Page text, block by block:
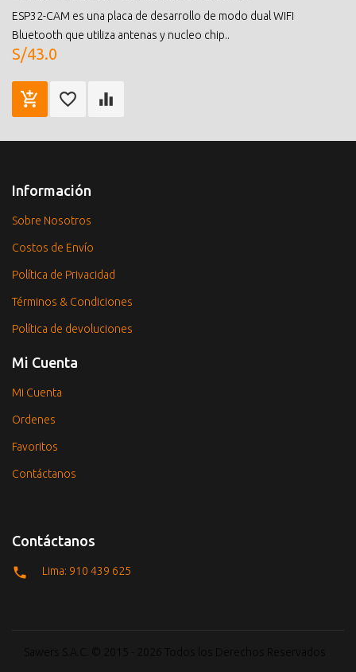
ESP32-CAM es una placa de desarrollo de modo dual WIFI
Bluetooth que utiliza antenas y nucleo chip..
S/43.0
Información
Sobre Nosotros
Costos de Envío
Política de Privacidad
Términos & Condiciones
Política de devoluciones
Mi Cuenta
Mi Cuenta
Ordenes
Favoritos
Contáctanos
Contáctanos
Lima: 910 439 625